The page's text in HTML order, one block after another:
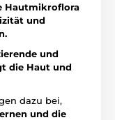
Hautmikroflora
und
und
die Haut und
dazu bei,
und die